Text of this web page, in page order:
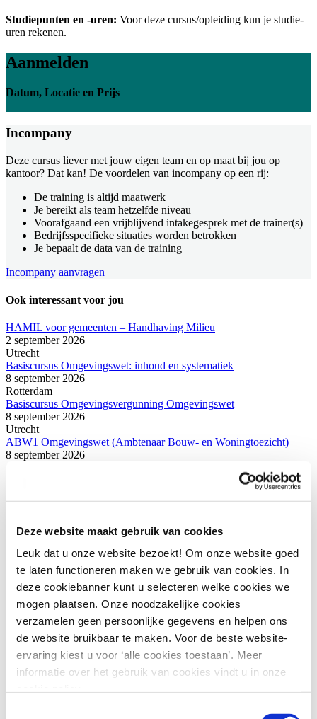
Deze website maakt gebruik van cookies
Leuk dat u onze website bezoekt! Om onze website goed
te laten functioneren maken we gebruik van cookies. In
deze cookiebanner kunt u selecteren welke cookies we
mogen plaatsen. Onze noodzakelijke cookies
verzamelen geen persoonlijke gegevens en helpen ons
de website bruikbaar te maken. Voor de beste website-
ervaring kiest u voor ‘alle cookies toestaan’. Meer
informatie over het gebruik van cookies vindt u in onze
Studiepunten en -uren: Voor deze cursus/opleiding kun je studie-
uren rekenen.
Aanmelden
Datum, Locatie en Prijs
Incompany
Deze cursus liever met jouw eigen team en op maat bij jou op
kantoor? Dat kan! De voordelen van incompany op een rij:
De training is altijd maatwerk
Je bereikt als team hetzelfde niveau
Voorafgaand een vrijblijvend intakegesprek met de trainer(s)
Bedrijfsspecifieke situaties worden betrokken
Je bepaalt de data van de training
Incompany aanvragen
Ook interessant voor jou
HAMIL voor gemeenten – Handhaving Milieu
2 september 2026
Utrecht
Basiscursus Omgevingswet: inhoud en systematiek
8 september 2026
Rotterdam
Basiscursus Omgevingsvergunning Omgevingswet
8 september 2026
Utrecht
ABW1 Omgevingswet (Ambtenaar Bouw- en Woningtoezicht)
8 september 2026
Utrecht
Meer weten?
Heb je nog vragen of wil je deze cursus incompany volgen?
Of wil je persoonlijk studieadvies? We vertellen je graag wat de
mogelijkheden zijn. Via onderstaand contactformulier kun je contact
opnemen met onze klantenservice of ons salesteam. Wil je direct
contact met de betreffende programmamanager? Bekijk dan de
contactgegevens rechts.
Voornaam
(Vereist)
Achternaam (Vereist)